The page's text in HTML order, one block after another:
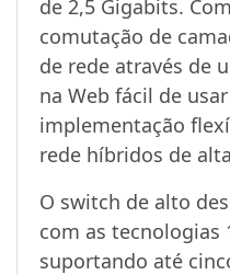
de 2,5 Gigabits.
comutação de
de rede através de
na Web fácil de
implementação
rede híbridos de
O switch de alto
com as tecnologias
suportando até